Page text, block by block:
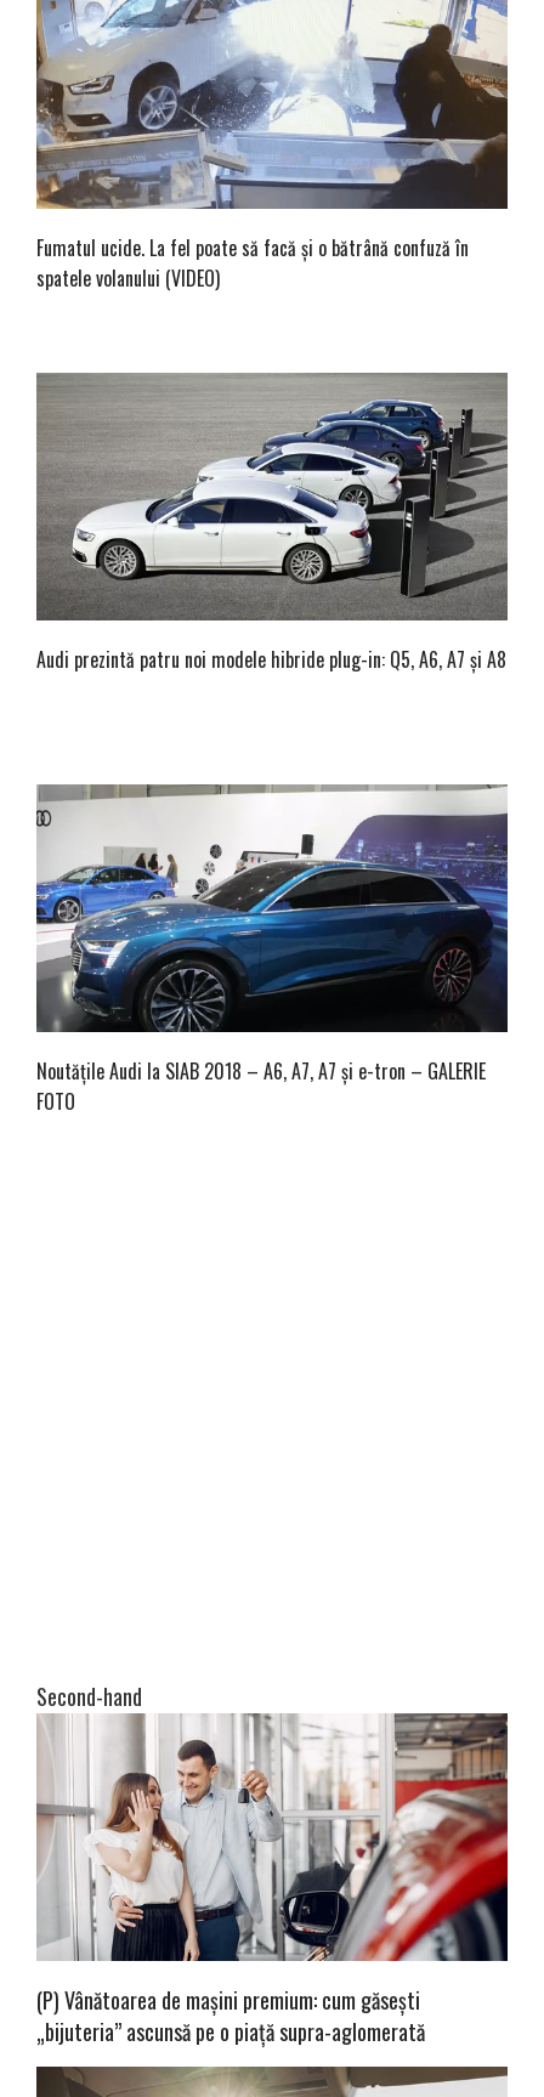
Fumatul ucide. La fel poate să facă și o bătrână confuză în
spatele volanului (VIDEO)
Audi prezintă patru noi modele hibride plug-in: Q5, A6, A7 și A8
Noutățile Audi la SIAB 2018 – A6, A7, A7 și e-tron – GALERIE
FOTO
Second-hand
(P) Vânătoarea de mașini premium: cum găsești
„bijuteria” ascunsă pe o piață supra-aglomerată